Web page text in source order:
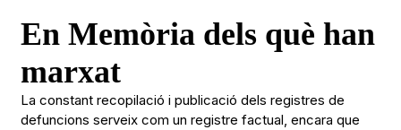
En Memòria dels què han
marxat
La constant recopilació i publicació dels registres de
defuncions serveix com un registre factual, encara que